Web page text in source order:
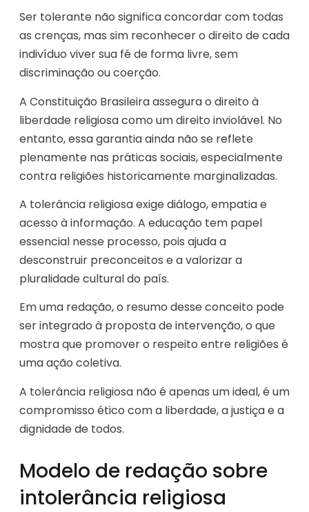
Ser tolerante não significa concordar com todas
as crenças, mas sim reconhecer o direito de cada
indivíduo viver sua fé de forma livre, sem
discriminação ou coerção.
A Constituição Brasileira assegura o direito à
liberdade religiosa como um direito inviolável. No
entanto, essa garantia ainda não se reflete
plenamente nas práticas sociais, especialmente
contra religiões historicamente marginalizadas.
A tolerância religiosa exige diálogo, empatia e
acesso à informação. A educação tem papel
essencial nesse processo, pois ajuda a
desconstruir preconceitos e a valorizar a
pluralidade cultural do país.
Em uma redação, o resumo desse conceito pode
ser integrado à proposta de intervenção, o que
mostra que promover o respeito entre religiões é
uma ação coletiva.
A tolerância religiosa não é apenas um ideal, é um
compromisso ético com a liberdade, a justiça e a
dignidade de todos.
Modelo de redação sobre
intolerância religiosa